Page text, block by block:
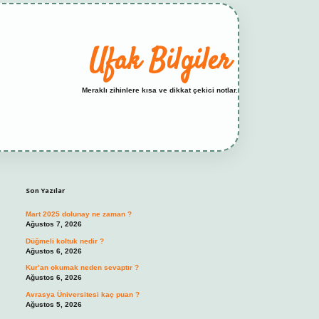
Ufak Bilgiler
Meraklı zihinlere kısa ve dikkat çekici notlar.
Son Yazılar
Mart 2025 dolunay ne zaman ?
Ağustos 7, 2026
Düğmeli koltuk nedir ?
Ağustos 6, 2026
Kur’an okumak neden sevaptır ?
Ağustos 6, 2026
Avrasya Üniversitesi kaç puan ?
Ağustos 5, 2026